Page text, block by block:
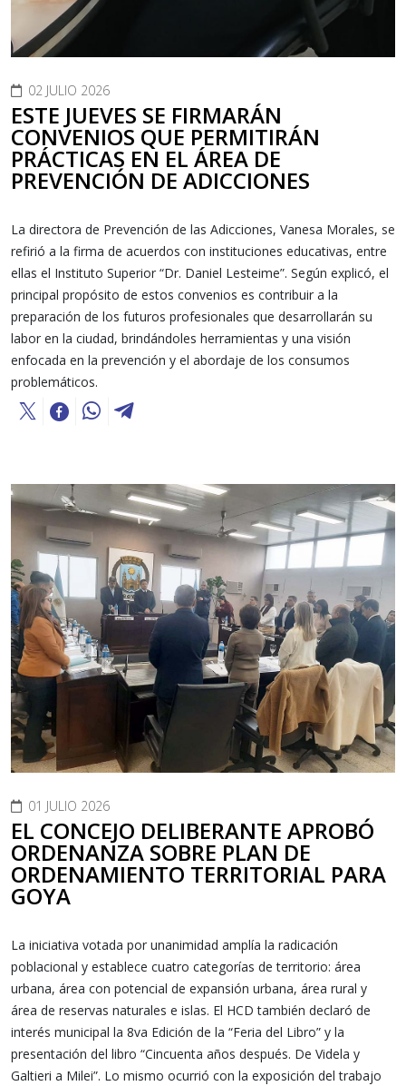
02 JULIO 2026
ESTE JUEVES SE FIRMARÁN
CONVENIOS QUE PERMITIRÁN
PRÁCTICAS EN EL ÁREA DE
PREVENCIÓN DE ADICCIONES
La directora de Prevención de las Adicciones, Vanesa Morales, se
refirió a la firma de acuerdos con instituciones educativas, entre
ellas el Instituto Superior “Dr. Daniel Lesteime”. Según explicó, el
principal propósito de estos convenios es contribuir a la
preparación de los futuros profesionales que desarrollarán su
labor en la ciudad, brindándoles herramientas y una visión
enfocada en la prevención y el abordaje de los consumos
problemáticos.
01 JULIO 2026
EL CONCEJO DELIBERANTE APROBÓ
ORDENANZA SOBRE PLAN DE
ORDENAMIENTO TERRITORIAL PARA
GOYA
La iniciativa votada por unanimidad amplía la radicación
poblacional y establece cuatro categorías de territorio: área
urbana, área con potencial de expansión urbana, área rural y
área de reservas naturales e islas. El HCD también declaró de
interés municipal la 8va Edición de la “Feria del Libro” y la
presentación del libro “Cincuenta años después. De Videla y
Galtieri a Milei”. Lo mismo ocurrió con la exposición del trabajo